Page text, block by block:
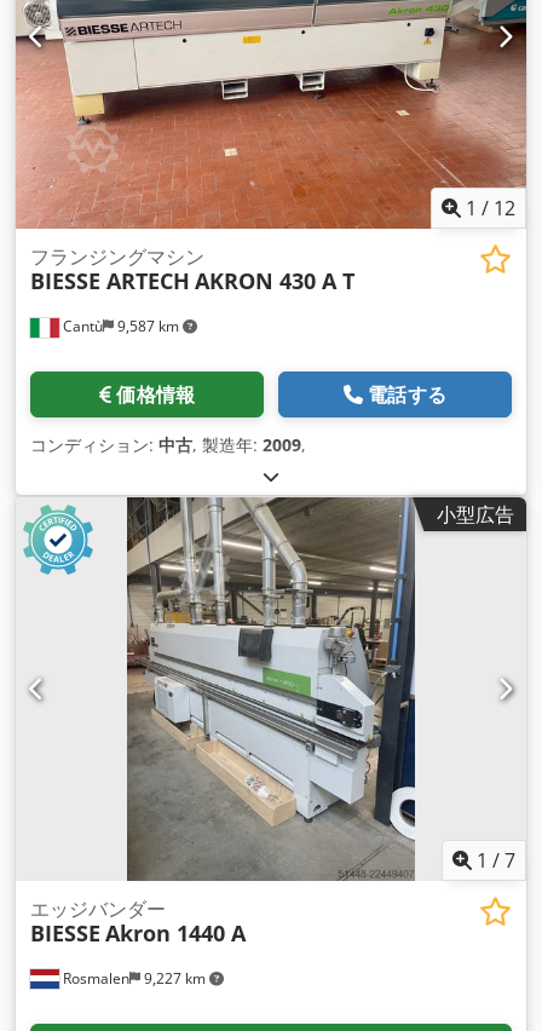
1 / 12
Cantù 9,587 km
フランジングマシン
BIESSE ARTECH AKRON 430 A T
価格情報 電話する
コンディション: 中古, 製造年: 2009,
小型広告
1 /7
Rosmalen 9,227 km
エッジバンダー
BIESSE Akron 1440 A